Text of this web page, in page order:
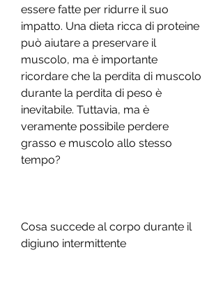
essere fatte per ridurre il suo
impatto. Una dieta ricca di proteine
può aiutare a preservare il
muscolo, ma è importante
ricordare che la perdita di muscolo
durante la perdita di peso è
inevitabile. Tuttavia, ma è
veramente possibile perdere
grasso e muscolo allo stesso
tempo?
Cosa succede al corpo durante il
digiuno intermittente